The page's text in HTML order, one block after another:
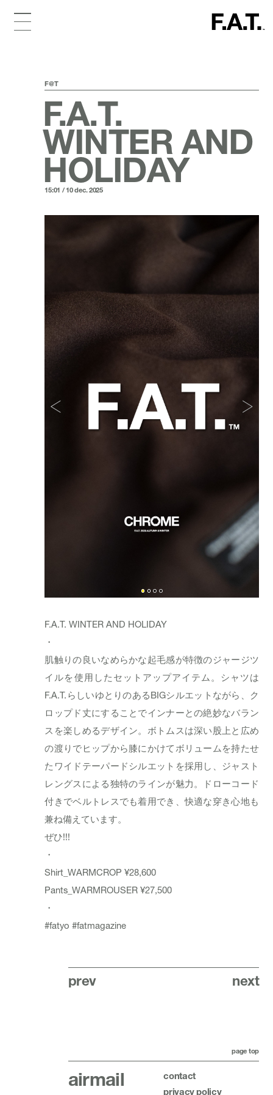
F@T
F.A.T.
WINTER AND
HOLIDAY
15:01 / 10 dec. 2025
F.A.T. WINTER AND HOLIDAY
・
肌触りの良いなめらかな起毛感が特徴のジャージツ
イルを使用したセットアップアイテム。シャツは
F.A.T.らしいゆとりのあるBIGシルエットながら、ク
ロップド丈にすることでインナーとの絶妙なバラン
スを楽しめるデザイン。ボトムスは深い股上と広め
の渡りでヒップから膝にかけてボリュームを持たせ
たワイドテーパードシルエットを採用し、ジャスト
レングスによる独特のラインが魅力。ドローコード
付きでベルトレスでも着用でき、快適な穿き心地も
兼ね備えています。
ぜひ!!!
・
Shirt_WARMCROP ¥28,600
Pants_WARMROUSER ¥27,500
・
#fatyo #fatmagazine
prev next
airmail
contact
privacy policy
page top